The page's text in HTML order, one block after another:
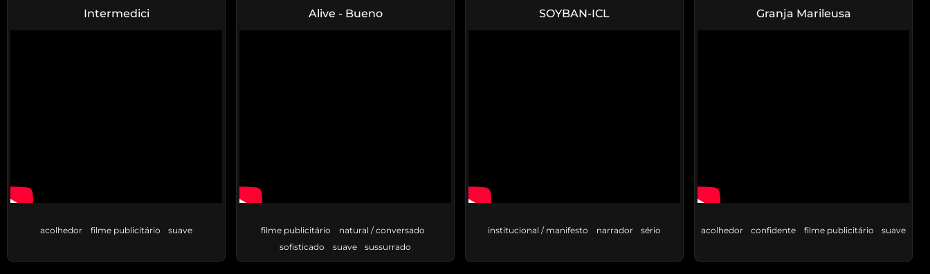
Intermedici
acolhedor filme publicitário suave
Alive - Bueno
filme publicitário
natural / conversado
sofisticado
suave sussurrado
SOYBAN-ICL
institucional / manifesto narrador sério
Granja Marileusa
acolhedor confidente filme publicitário suave